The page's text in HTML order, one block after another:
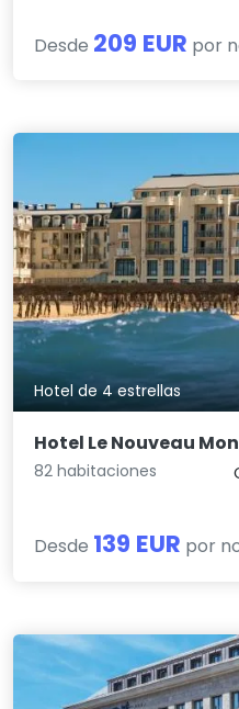
Desde 209 EUR por
Hotel de 4 estrellas
Hotel Le Nouveau
82 habitaciones
Desde 139 EUR por